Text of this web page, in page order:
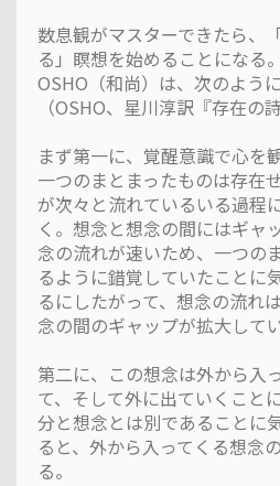
数息観がマスターできたら、
る」瞑想を始めることになる
OSHO（和尚）は、次のよう
（OSHO、星川淳訳『存在の
まず第一に、覚醒意識で心を
一つのまとまったものは存在
が次々と流れているいる過程
く。想念と想念の間にはギャ
念の流れが速いため、一つの
るように錯覚していたことに
るにしたがって、想念の流れ
念の間のギャップが拡大してい
第二に、この想念は外から入
て、そして外に出ていくこと
分と想念とは別であることに
ると、外から入ってくる想念
る。